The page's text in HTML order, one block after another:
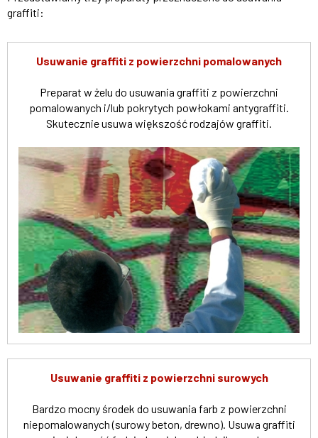
graffiti:
Usuwanie graffiti z powierzchni pomalowanych
Preparat w żelu do usuwania graffiti z powierzchni
pomalowanych i/lub pokrytych powłokami antygraffiti.
Skutecznie usuwa większość rodzajów graffiti.
Usuwanie graffiti z powierzchni surowych
Bardzo mocny środek do usuwania farb z powierzchni
niepomalowanych (surowy beton, drewno). Usuwa graffiti